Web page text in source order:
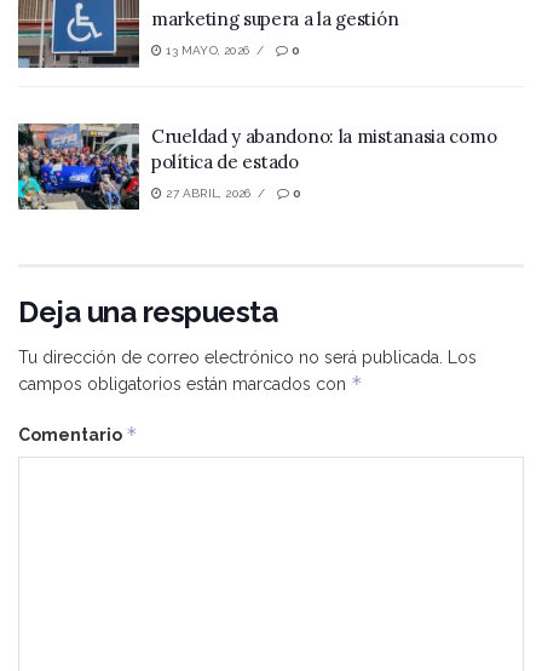
marketing supera a la gestión
13 MAYO, 2026 0
Crueldad y abandono: la mistanasia como
política de estado
27 ABRIL, 2026 0
Deja una respuesta
Tu dirección de correo electrónico no será publicada. Los
campos obligatorios están marcados con *
Comentario *